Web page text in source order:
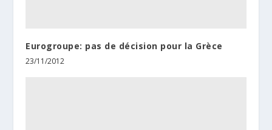
Eurogroupe: pas de décision pour la Grèce
23/11/2012